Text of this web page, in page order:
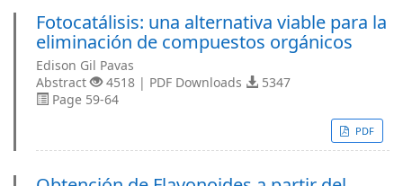
Fotocatálisis: una alternativa viable para la
eliminación de compuestos orgánicos
Edison Gil Pavas
Abstract
4518 | PDF Downloads
5347
Page 59-64
PDF